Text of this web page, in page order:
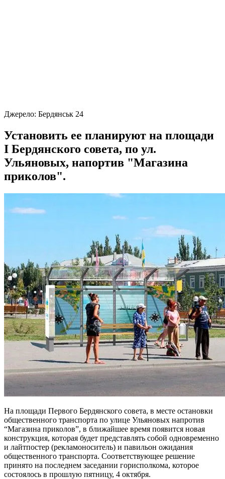
Джерело: Бердянськ 24
Установить ее планируют на площади
I Бердянского совета, по ул.
Ульяновых, напортив "Магазина
приколов".
На площади Первого Бердянского совета, в месте остановки
общественного транспорта по улице Ульяновых напротив
“Магазина приколов”, в ближайшее время появится новая
конструкция, которая будет представлять собой одновременно
и лайтпостер (рекламоноситель) и павильон ожидания
общественного транспорта. Соответствующее решение
принято на последнем заседании горисполкома, которое
состоялось в прошлую пятницу, 4 октября.